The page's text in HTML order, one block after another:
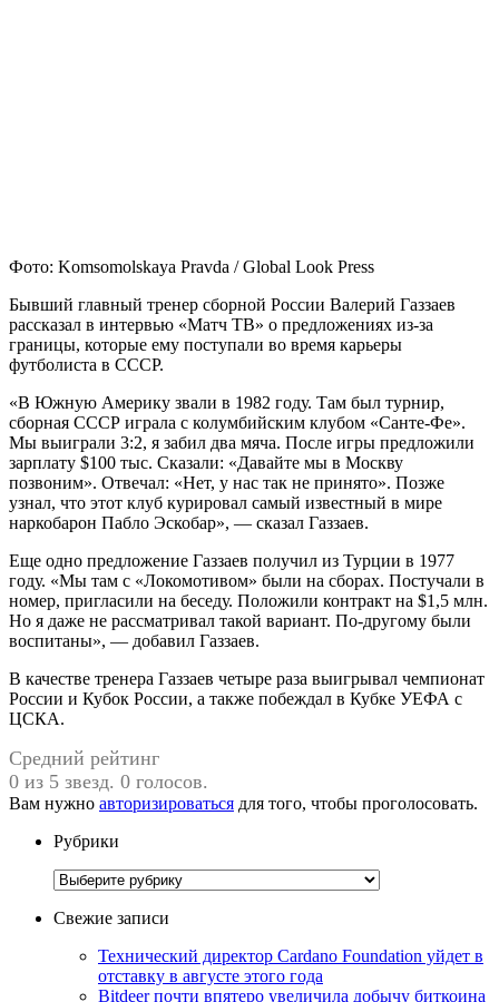
Фото: Komsomolskaya Pravda / Global Look Press
Бывший главный тренер сборной России Валерий Газзаев
рассказал в интервью «Матч ТВ» о предложениях из‑за
границы, которые ему поступали во время карьеры
футболиста в СССР.
«В Южную Америку звали в 1982 году. Там был турнир,
сборная СССР играла с колумбийским клубом «Санте‑Фе».
Мы выиграли 3:2, я забил два мяча. После игры предложили
зарплату $100 тыс. Сказали: «Давайте мы в Москву
позвоним». Отвечал: «Нет, у нас так не принято». Позже
узнал, что этот клуб курировал самый известный в мире
наркобарон Пабло Эскобар», — сказал Газзаев.
Еще одно предложение Газзаев получил из Турции в 1977
году. «Мы там с «Локомотивом» были на сборах. Постучали в
номер, пригласили на беседу. Положили контракт на $1,5 млн.
Но я даже не рассматривал такой вариант. По‑другому были
воспитаны», — добавил Газзаев.
В качестве тренера Газзаев четыре раза выигрывал чемпионат
России и Кубок России, а также побеждал в Кубке УЕФА с
ЦСКА.
Средний рейтинг
0 из 5 звезд. 0 голосов.
Вам нужно авторизироваться для того, чтобы проголосовать.
Рубрики
Рубрики
Свежие записи
Технический директор Cardano Foundation уйдет в
отставку в августе этого года
Bitdeer почти впятеро увеличила добычу биткоина